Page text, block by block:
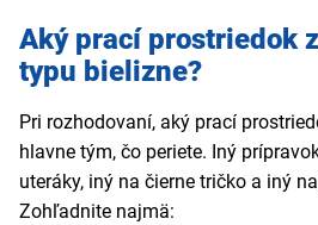
Aký prací prostriedok
typu bielizne?
Pri rozhodovaní, aký prací
hlavne tým, čo periete. Iný
uteráky, iný na čierne tričko a iný
Zohľadnite najmä: